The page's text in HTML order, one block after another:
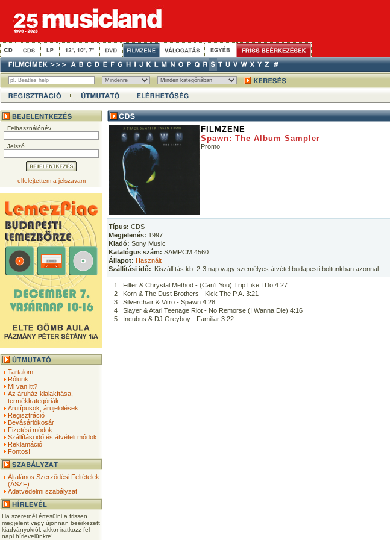
Felhasználónév
Jelszó
elfelejtettem a jelszavam
Tartalom
Rólunk
Mi van itt?
Az áruház kialakítása,
termékkategóriák
Árutípusok, árujelölések
Regisztráció
Bevásárlókosár
Fizetési módok
Szállítási idő és átvételi módok
Reklamáció
Fontos!
Általános Szerződési Feltételek
(ÁSZF)
Adatvédelmi szabályzat
Ha szeretnél értesülni a frissen
megjelent vagy újonnan beérkezett
kiadványokról, akkor iratkozz fel
napi hírlevelünkre!
FILMZENE
Spawn: The Album Sampler
Promo
Típus: CDS
Megjelenés: 1997
Kiadó: Sony Music
Katalógus szám: SAMPCM 4560
Állapot: Használt
Szállítási idő: Kiszállítás kb. 2-3 nap vagy személyes átvétel budapesti boltunkban azonnal
1
Filter & Chrystal Method - (Can't You) Trip Like I Do 4:27
2
Korn & The Dust Brothers - Kick The P.A. 3:21
3
Silverchair & Vitro - Spawn 4:28
4
Slayer & Atari Teenage Riot - No Remorse (I Wanna Die) 4:16
5
Incubus & DJ Greyboy - Familiar 3:22